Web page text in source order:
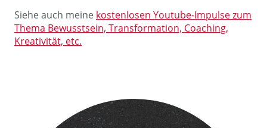
Siehe auch meine kostenlosen Youtube-Impulse zum
Thema Bewusstsein, Transformation, Coaching,
Kreativität, etc.